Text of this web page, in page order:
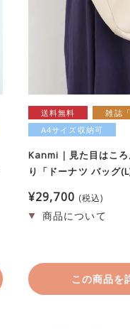
送料無料
雑誌
A4サイズ収納可
Kanmi｜見た目はこ
り「ドーナツ バッグ
¥29,700 税込
この商品を